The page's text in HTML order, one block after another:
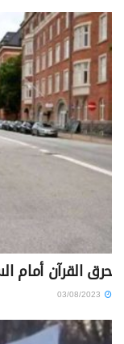
حرق القرآن أمام